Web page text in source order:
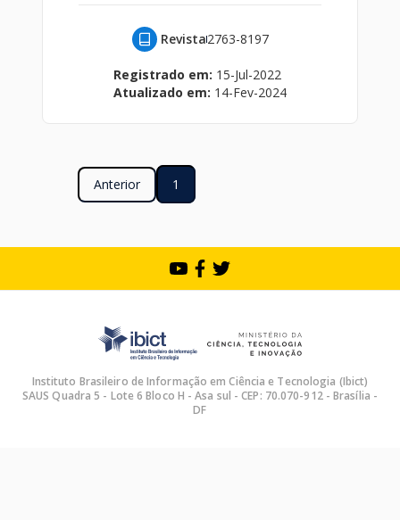
Revista2763-8197
Registrado em: 15-Jul-2022
Atualizado em: 14-Fev-2024
Anterior 1
Instituto Brasileiro de Informação em Ciência e Tecnologia (Ibict)
SAUS Quadra 5 - Lote 6 Bloco H - Asa sul - CEP: 70.070-912 - Brasília -
DF